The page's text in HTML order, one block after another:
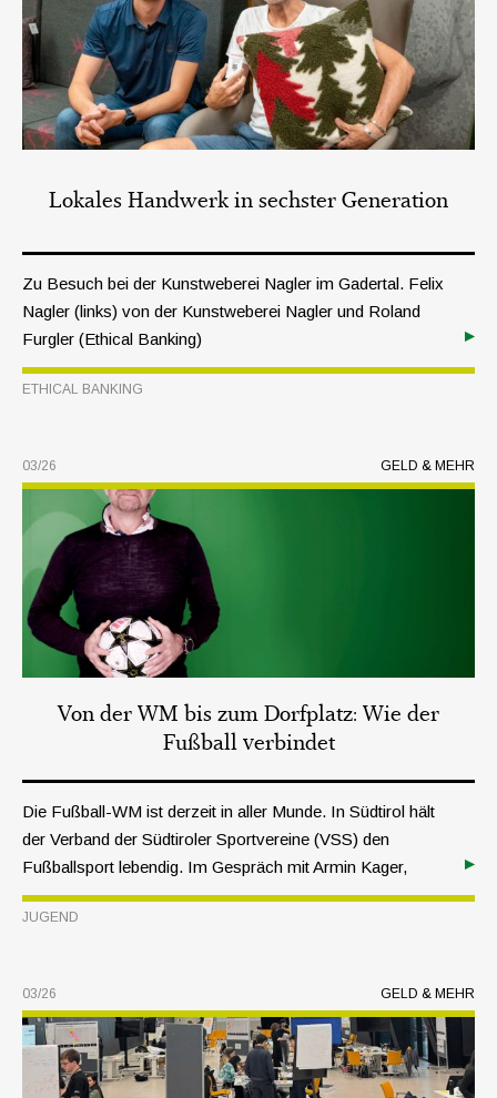
Lokales Handwerk in sechster Generation
Zu Besuch bei der Kunstweberei Nagler im Gadertal. Felix
Nagler (links) von der Kunstweberei Nagler und Roland
Furgler (Ethical Banking)
ETHICAL BANKING
GELD & MEHR
03/26
Von der WM bis zum Dorfplatz: Wie der
Fußball verbindet
Die Fußball-WM ist derzeit in aller Munde. In Südtirol hält
der Verband der Südtiroler Sportvereine (VSS) den
Fußballsport lebendig. Im Gespräch mit Armin Kager,
Leiter des Referats Fußball, werfen wir einen Blick hinter
die Kulissen des Kinder- und Jugendfußballs.
JUGEND
GELD & MEHR
03/26